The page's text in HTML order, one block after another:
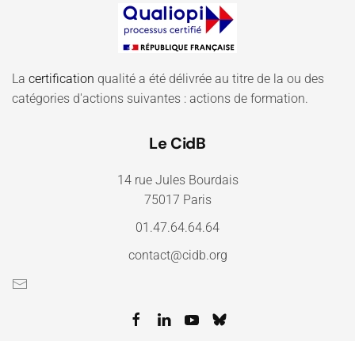
La certification qualité a été délivrée au titre de la ou des
catégories d'actions suivantes : actions de formation.
Le CidB
14 rue Jules Bourdais
75017 Paris
01.47.64.64.64
contact@cidb.org